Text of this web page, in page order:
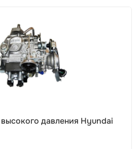
давления Hyundai